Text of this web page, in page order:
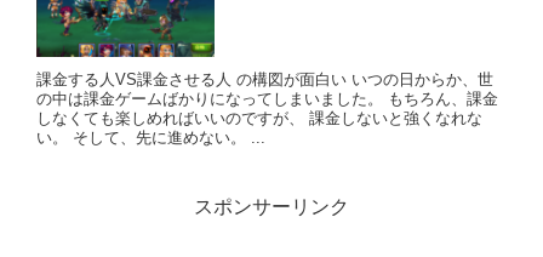
課金する人VS課金させる人 の構図が面白い いつの日からか、世
の中は課金ゲームばかりになってしまいました。 もちろん、課金
しなくても楽しめればいいのですが、 課金しないと強くなれな
い。 そして、先に進めない。 ...
スポンサーリンク